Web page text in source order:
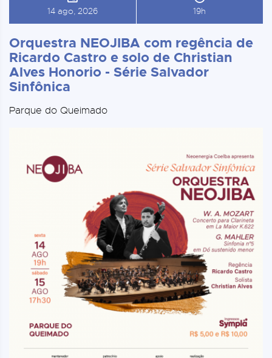
14 ago, 2026 19h
Orquestra NEOJIBA com regência de
Ricardo Castro e solo de Christian
Alves Honorio - Série Salvador
Sinfônica
Parque do Queimado